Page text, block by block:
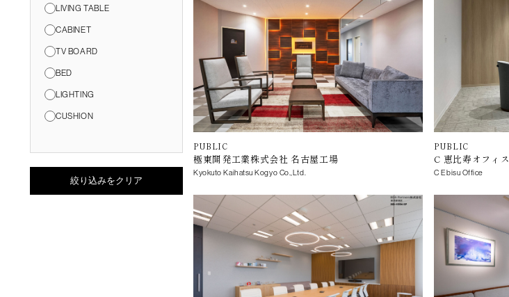
LIVING TABLE
CABINET
TV BOARD
BED
LIGHTING
CUSHION
絞り込みをクリア
PUBLIC
極東開発工業株式会社 名古屋工場
Kyokuto Kaihatsu Kogyo Co.,Ltd.
PUBLIC
C 恵比寿オフィス
C Ebisu Office